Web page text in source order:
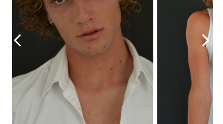
CONTACT